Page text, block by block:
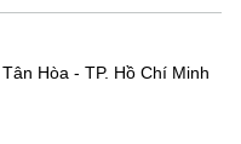
Hòa - TP. Hồ Chí Minh